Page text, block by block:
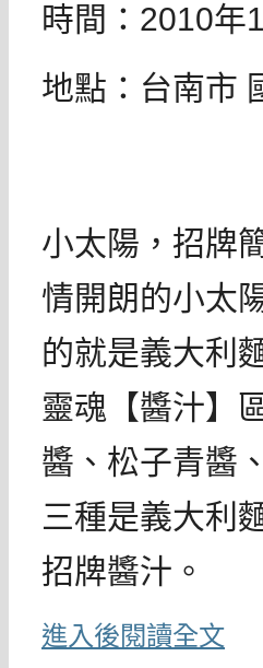
時間：2010年
地點：台南市
小太陽，招牌
情開朗的小太
的就是義大利
靈魂【醬汁】
醬、松子青醬
三種是義大利
招牌醬汁。
進入後閱讀全文